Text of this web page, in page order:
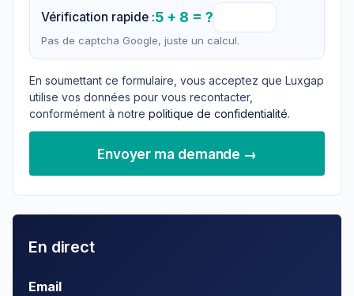
Vérification rapide :5 + 8 = ?
Pas de captcha Google, juste un calcul.
En soumettant ce formulaire, vous acceptez que Luxgap
utilise vos données pour vous recontacter,
conformément à notre politique de confidentialité.
Envoyer ma demande →
En direct
Email